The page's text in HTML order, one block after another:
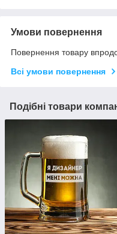
Умови повернення
Повернення товару
Всі умови повернення
Подібні товари